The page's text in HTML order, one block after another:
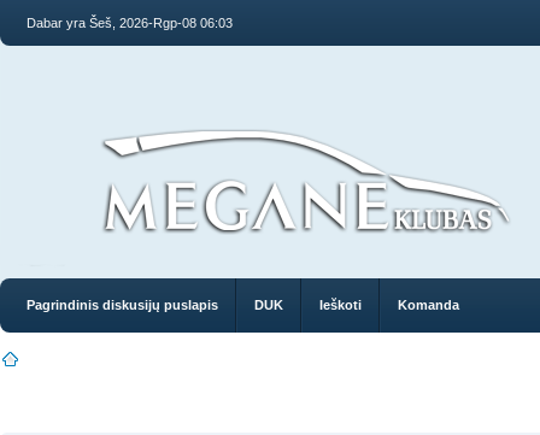
Dabar yra Šeš, 2026-Rgp-08 06:03
Pagrindinis diskusijų puslapis DUK Ieškoti Komanda